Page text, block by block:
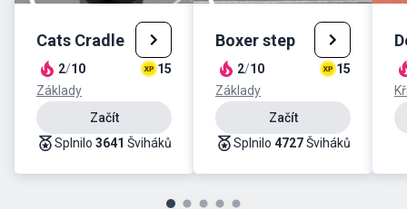
Cats Cradle
2/10
15
Základy
Začít
Splnilo 3641 Šviháků
Boxer step
2/10
15
Základy
Začít
Splnilo 4727Šviháků